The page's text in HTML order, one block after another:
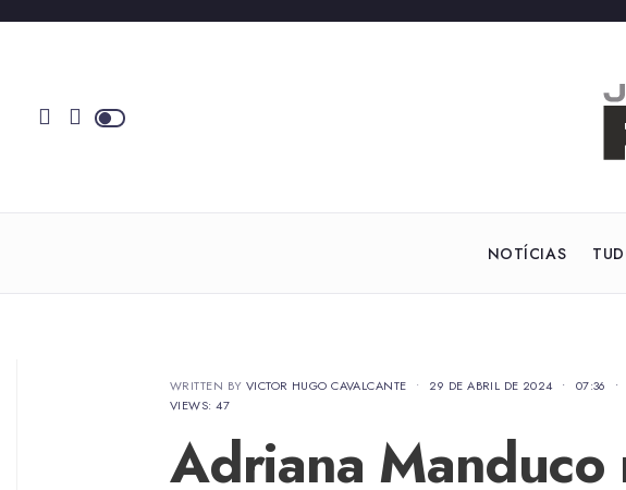
NOTÍCIAS
WRITTEN BY VICTOR HUGO CAVALCANTE • 29 DE ABRIL DE 2024 • 07:36 •
VIEWS: 47
Adriana Manduco